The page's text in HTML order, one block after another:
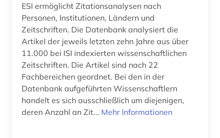
ayurveda (1)
bach (10)
bakteriologie (2)
balkanromanistik (3)
ballett (1)
balneologie (1)
ESI ermöglicht Zitationsanalysen nach
Personen, Institutionen, Ländern und
Zeitschriften. Die Datenbank analysiert die
Artikel der jeweils letzten zehn Jahre aus über
11.000 bei ISI indexierten wissenschaftlichen
Zeitschriften. Die Artikel sind nach 22
Fachbereichen geordnet. Bei den in der
Datenbank aufgeführten Wissenschaftlern
handelt es sich ausschließlich um diejenigen,
deren Anzahl an Zit... Mehr Informationen